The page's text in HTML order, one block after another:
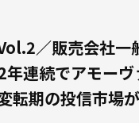
／販売会社
連続でアモー
転期の投信市場